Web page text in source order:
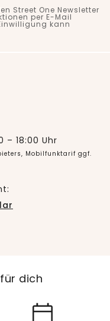
Street One Newsletter
per E-Mail
kann
– 18:00 Uhr
Mobilfunktarif ggf.
dich